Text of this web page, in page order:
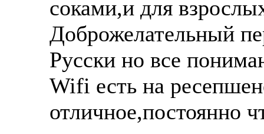
соками,и для
Доброжелательный
Русски но все
Wifi есть на
отличное,постоянно